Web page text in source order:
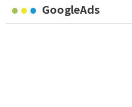
GoogleAds